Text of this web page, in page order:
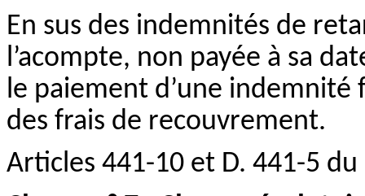
En sus des indemnités de
l’acompte, non payée à sa
le paiement d’une
des frais de recouvrement.
Articles 441-10 et D. 441-5